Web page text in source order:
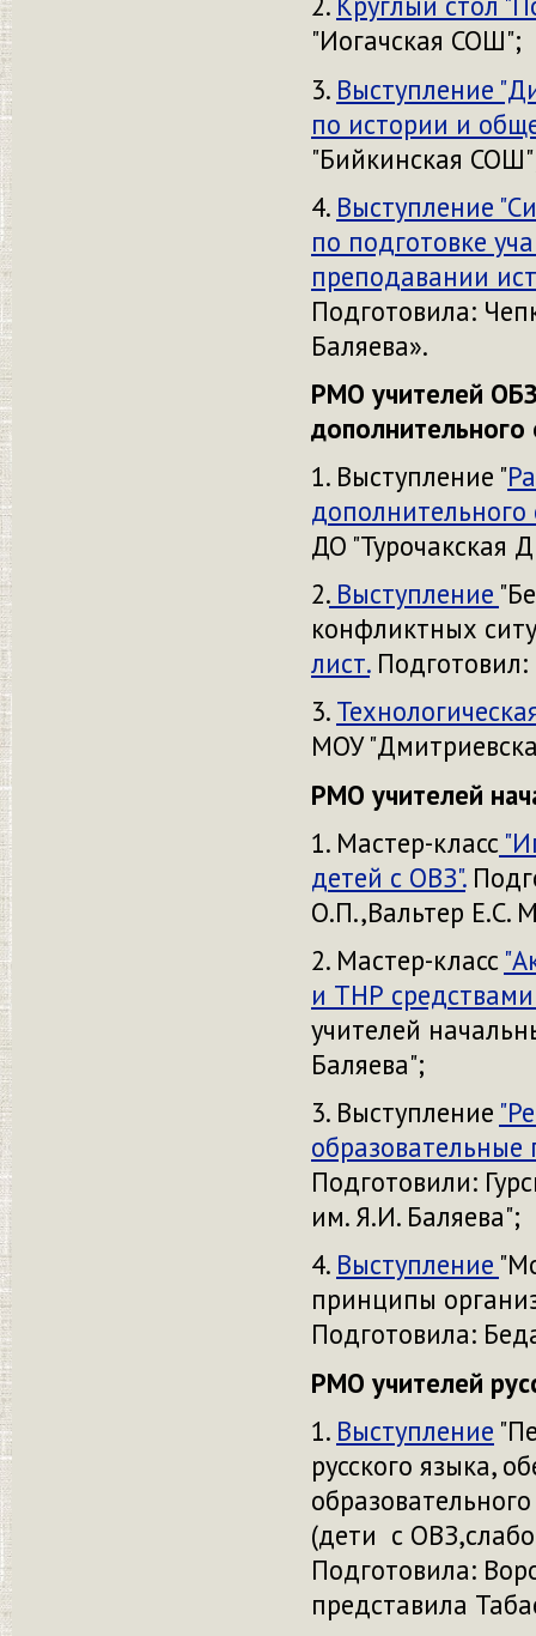
"Иогачская СОШ";
3. Выступление
по истории и
"Бийкинская
4. Выступление
по подготовке
преподавании
Подготовила:
Баляева».
РМО учителей
1. Выступление "
дополнительного
ДО "Турочакская
2.Выступление
конфликтных
лист.
3.
МОУ
РМО учителей
1. Мастер-класс
детей с ОВЗ".
О.П.,Вальтер Е.С.
2. Мастер-класс
и ТНР
учителей
Баляева";
3. Выступление
образовательные
Подготовили:
им. Я.И. Баляева";
4. Выступление
принципы
Подготовила:
РМО учителей
1. Выступление
русского языка,
(дети с
Подготовила:
представила